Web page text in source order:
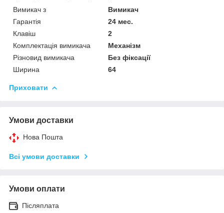
Вимикач з
Вимикач
Гарантія
24 мес.
Клавіш
2
Комплектація вимикача
Механізм
Різновид вимикача
Без фіксації
Ширина
64
Приховати
Умови доставки
Нова Пошта
Всі умови доставки
Умови оплати
Післяплата